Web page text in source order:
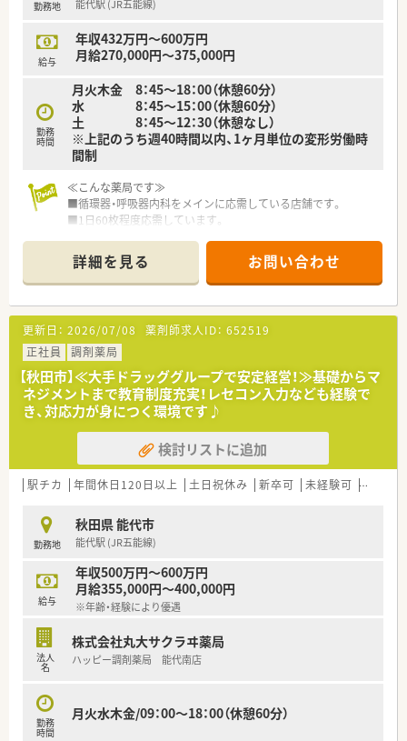
地域貢献の実感を持ちながら働きたい方に向きます。
勤務地 能代駅 (JR五能線)
給与
年収432万円～600万円
月給270,000円～375,000円
勤務
時間
月火木金 8：45～18：00（休憩60分）
水 8：45～15：00（休憩60分）
土 8：45～12：30（休憩なし）
※上記のうち週40時間以内、1ヶ月単位の変形労働時
間制
≪こんな薬局です≫
■循環器・呼吸器内科をメインに応需している店舗です。
■1日60枚程度応需しています。
務いただける環境です。
■近くにはスーパーや商業施設もあり生活環境は充実していま
す。
≪こんな企業です≫
■秋田県と青森県に関連企業を合わせ15店舗展開しておりま
す。
■グループ全体での平均年齢は43歳、男女比は7:3で女性の方が
多いです。管理薬剤師に関しても男性8名、女性7名となっており
ます。
■直近10年の育休復帰率も100％で子育てに理解のある会社で
す。男性の育児休暇取得の実績もございます。
≪こんな方にオススメ≫
■秋田県に腰を据えて働きたい方
■薬剤師人数が揃っている環境でのご就業を希望される方
詳細を見る お問い合わせ
更新日： 2026/07/08 薬剤師求人ID： 652519
正社員
調剤薬局
【秋田市】≪大手ドラッググループで安定経営！≫基礎からマ
ネジメントまで教育制度充実！レセコン入力なども経験で
き、対応力が身につく環境です♪
検討リストに追加
駅チカ 年間休日120日以上 土日祝休み 新卒可 未経験可 ブラン
勤務地
秋田県 能代市
能代駅 (JR五能線)
給与
年収500万円～600万円
月給355,000円～400,000円
※年齢・経験により優遇
法人
名
株式会社丸大サクラヰ薬局
ハッピー調剤薬局 能代南店
勤務
時間
月火水木金/09：00～18：00（休憩60分）